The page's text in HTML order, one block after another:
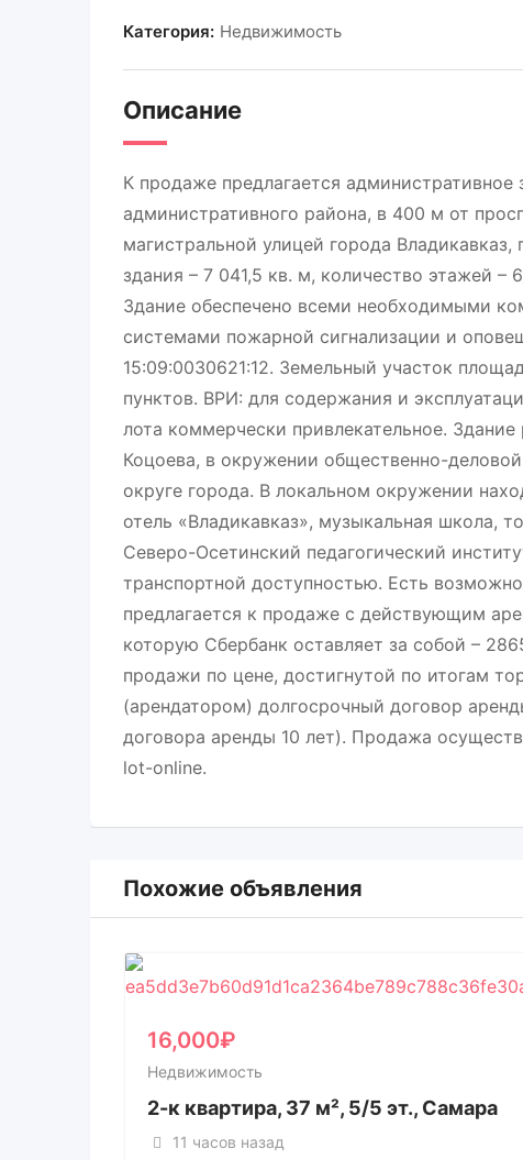
Категория: Недвижимость
Описание
К продаже предлагается
административного района, в 400 м от
магистральной улицей города
здания – 7 041,5 кв. м, количество этажей –
Здание обеспечено всеми необходимыми
системами пожарной сигнализации и
15:09:0030621:12. Земельный участок
пунктов. ВРИ: для содержания и
лота коммерчески привлекательное.
Коцоева, в окружении общественно-
округе города. В локальном окружении
отель «Владикавказ», музыкальная школа,
Северо-Осетинский педагогический
транспортной доступностью. Есть
предлагается к продаже с действующим
которую Сбербанк оставляет за собой –
продажи по цене, достигнутой по итогам
(арендатором) долгосрочный договор
договора аренды 10 лет). Продажа
lot-online.
Похожие объявления
16,000₽
Недвижимость
2-к квартира, 37 м², 5/5 эт., Самара
11 часов назад